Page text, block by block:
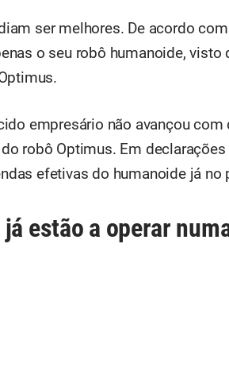
ser melhores. De acordo
o seu robô humanoide, visto
empresário não avançou
robô Optimus. Em
efetivas do humanoide já no
estão a operar